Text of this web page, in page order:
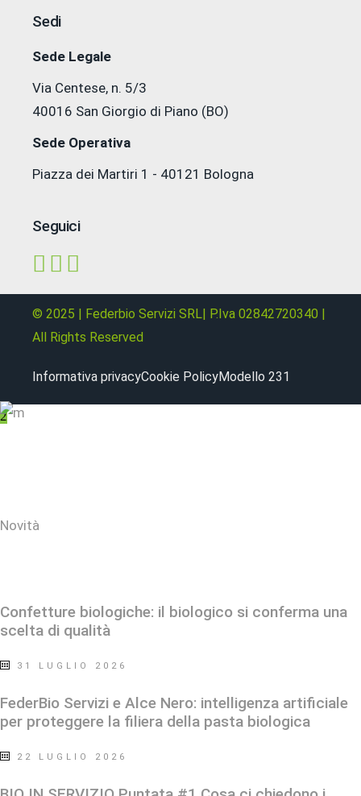
Sedi
Sede Legale
Via Centese, n. 5/3
40016 San Giorgio di Piano (BO)
Sede Operativa
Piazza dei Martiri 1 - 40121 Bologna
Seguici
© 2025 | Federbio Servizi SRL| P.Iva 02842720340 |
All Rights Reserved
Informativa privacyCookie PolicyModello 231
Novità
Confetture biologiche: il biologico si conferma una
scelta di qualità
31 LUGLIO 2026
FederBio Servizi e Alce Nero: intelligenza artificiale
per proteggere la filiera della pasta biologica
22 LUGLIO 2026